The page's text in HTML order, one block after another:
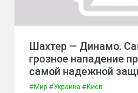
Шахтер — Динамо.
грозное нападение
самой надежной
#Мир #Украина #Киев